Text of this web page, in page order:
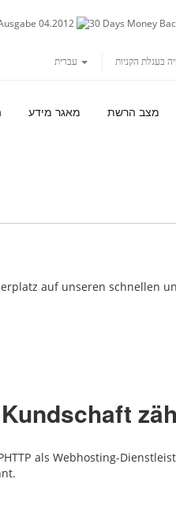
בעגלת הקניות
מאגר מידע מצב הרשת
auf unseren schnellen
als Webhosting-